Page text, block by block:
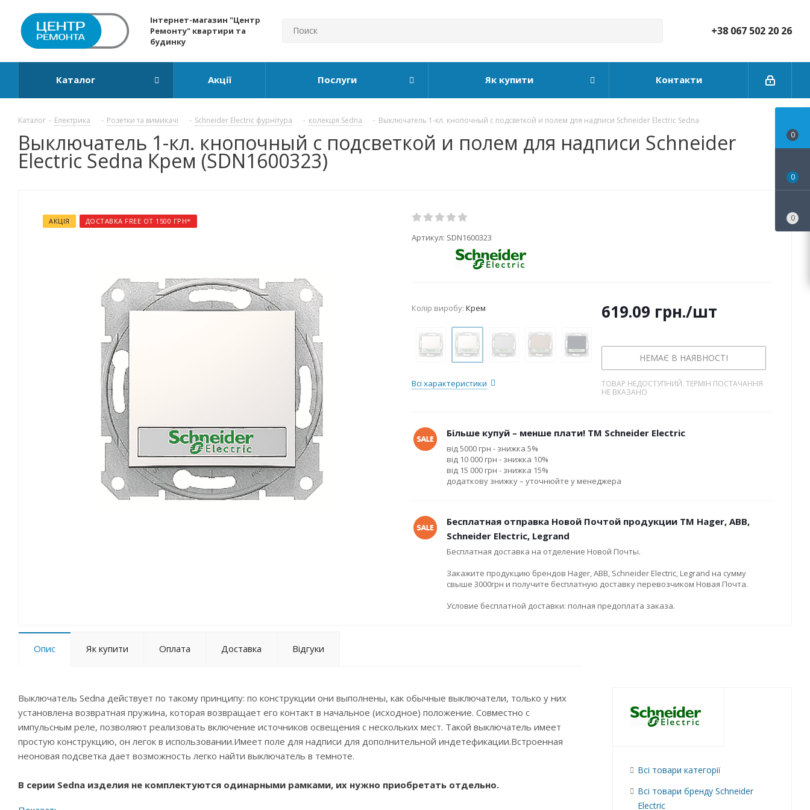
Інтернет-магазин "Центр
Ремонту" квартири та
будинку
+38 067 502 20 26
Каталог Акції Послуги Як купити Контакти
Каталог - Електрика - Розетки та вимикачі - Schneider Electric фурнітура - колекція Sedna - Выключатель 1-кл. кнопочный с подсветкой и полем для надписи Schneider Electric Sedna
Выключатель 1-кл. кнопочный с подсветкой и полем для надписи Schneider
Electric Sedna Крем (SDN1600323)
АКЦІЯ ДОСТАВКА FREE ОТ 1500 ГРН*
Артикул: SDN1600323
Колір виробу: Крем
Всі характеристики
619.09 грн./шт
НЕМАЄ В НАЯВНОСТІ
ТОВАР НЕДОСТУПНИЙ. ТЕРМІН ПОСТАЧАННЯ
НЕ ВКАЗАНО
Більше купуй – менше плати! ТМ Schneider Electric
від 5000 грн - знижка 5%
від 10 000 грн - знижка 10%
від 15 000 грн - знижка 15%
додаткову знижку – уточнюйте у менеджера
Бесплатная отправка Новой Почтой продукции ТМ Hager, ABB,
Schneider Electric, Legrand
Бесплатная доставка на отделение Новой Почты.
Закажите продукцию брендов Hager, ABB, Schneider Electric, Legrand на сумму
свыше 3000грн и получите бесплатную доставку перевозчиком Новая Почта.
Условие бесплатной доставки: полная предоплата заказа.
Опис Як купити Оплата Доставка Відгуки
Выключатель Sedna действует по такому принципу: по конструкции они выполнены, как обычные выключатели, только у них
установлена возвратная пружина, которая возвращает его контакт в начальное (исходное) положение. Совместно с
импульсным реле, позволяют реализовать включение источников освещения с нескольких мест. Такой выключатель имеет
простую конструкцию, он легок в использовании.Имеет поле для надписи для дополнительной индетефикации.Встроенная
неоновая подсветка дает возможность легко найти выключатель в темноте.
В серии Sedna изделия не комплектуются одинарными рамками, их нужно приобретать отдельно.
Всі товари категорії
Всі товари бренду Schneider
Electric
0
0
0